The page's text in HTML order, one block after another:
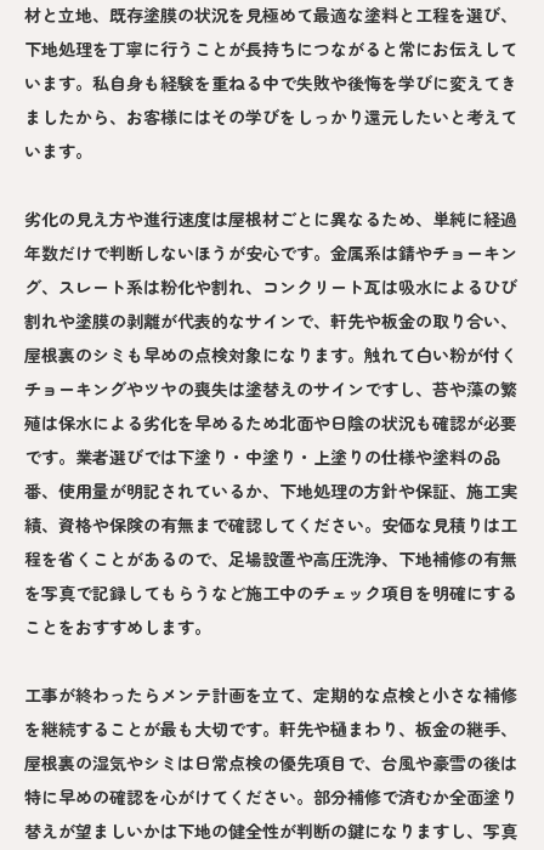
材と立地、既存塗膜の状況を見極めて最適な塗料と工程を選び、
下地処理を丁寧に行うことが長持ちにつながると常にお伝えして
います。私自身も経験を重ねる中で失敗や後悔を学びに変えてき
ましたから、お客様にはその学びをしっかり還元したいと考えて
います。
劣化の見え方や進行速度は屋根材ごとに異なるため、単純に経過
年数だけで判断しないほうが安心です。金属系は錆やチョーキン
グ、スレート系は粉化や割れ、コンクリート瓦は吸水によるひび
割れや塗膜の剥離が代表的なサインで、軒先や板金の取り合い、
屋根裏のシミも早めの点検対象になります。触れて白い粉が付く
チョーキングやツヤの喪失は塗替えのサインですし、苔や藻の繁
殖は保水による劣化を早めるため北面や日陰の状況も確認が必要
です。業者選びでは下塗り・中塗り・上塗りの仕様や塗料の品
番、使用量が明記されているか、下地処理の方針や保証、施工実
績、資格や保険の有無まで確認してください。安価な見積りは工
程を省くことがあるので、足場設置や高圧洗浄、下地補修の有無
を写真で記録してもらうなど施工中のチェック項目を明確にする
ことをおすすめします。
工事が終わったらメンテ計画を立て、定期的な点検と小さな補修
を継続することが最も大切です。軒先や樋まわり、板金の継手、
屋根裏の湿気やシミは日常点検の優先項目で、台風や豪雪の後は
特に早めの確認を心がけてください。部分補修で済むか全面塗り
替えが望ましいかは下地の健全性が判断の鍵になりますし、写真